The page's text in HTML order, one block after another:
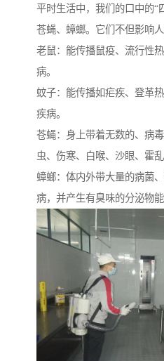
平时生活中，我们的口中的“
苍蝇、蟑螂。它们不但影响
老鼠：能传播鼠疫、流行性
病。
蚊子：能传播如疟疾、登革
疾病。
苍蝇：身上带着无数的、病
虫、伤寒、白喉、沙眼、霍乱
蟑螂：体内外带大量的病菌
病，并产生有臭味的分泌物能